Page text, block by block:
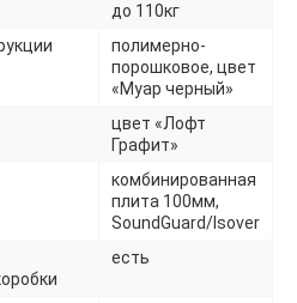
до 110кг
полимерно-
порошковое, цвет
«Муар черный»
цвет «Лофт
Графит»
комбинированная
плита 100мм,
SoundGuard/Isover
есть